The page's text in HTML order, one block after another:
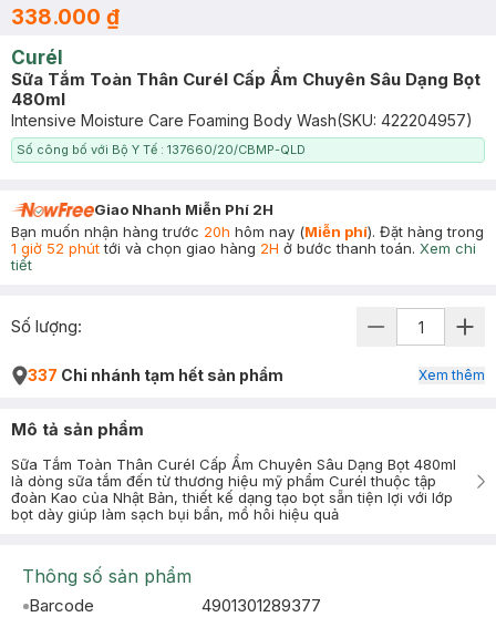
338.000 ₫
Curél
Sữa Tắm Toàn Thân Curél Cấp Ẩm Chuyên Sâu Dạng Bọt
480ml
Intensive Moisture Care Foaming Body Wash(SKU: 422204957)
Số công bố với Bộ Y Tế : 137660/20/CBMP-QLD
Giao Nhanh Miễn Phí 2H
Bạn muốn nhận hàng trước 20h hôm nay (Miễn phí). Đặt hàng trong
1 giờ 52 phúttới và chọn giao hàng 2H ở bước thanh toán. Xem chi
tiết
Số lượng:
337 Chi nhánh tạm hết sản phẩm Xem thêm
Mô tả sản phẩm
Sữa Tắm Toàn Thân Curél Cấp Ẩm Chuyên Sâu Dạng Bọt 480ml
là dòng sữa tắm đến từ thương hiệu mỹ phẩm Curél thuộc tập
đoàn Kao của Nhật Bản, thiết kế dạng tạo bọt sẵn tiện lợi với lớp
bọt dày giúp làm sạch bụi bẩn, mồ hôi hiệu quả
Thông số sản phẩm
Barcode
4901301289377